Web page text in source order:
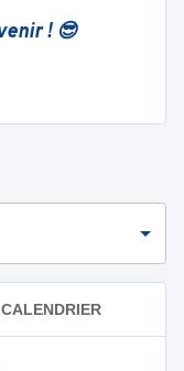
! 😎
CALENDRIER